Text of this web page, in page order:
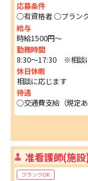
応募条件
○有資格者 ○ブラン
給与
時給1500円～
勤務時間
8:30～17:30 ※相談
休日休暇
相談に応じます
待遇
○交通費支給（規定
准看護師(施
ブランクOK